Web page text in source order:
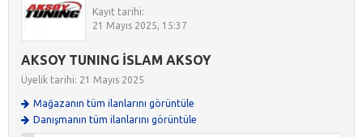
Kayıt tarihi:
21 Mayıs 2025, 15:37
AKSOY TUNING İSLAM AKSOY
Üyelik tarihi: 21 Mayıs 2025
Mağazanın tüm ilanlarını görüntüle
Danışmanın tüm ilanlarını görüntüle